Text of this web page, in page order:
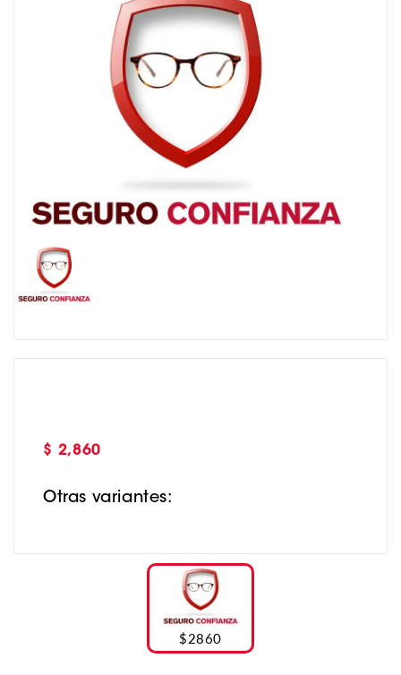
Precio
$ 2,860
Otras variantes:
$2860